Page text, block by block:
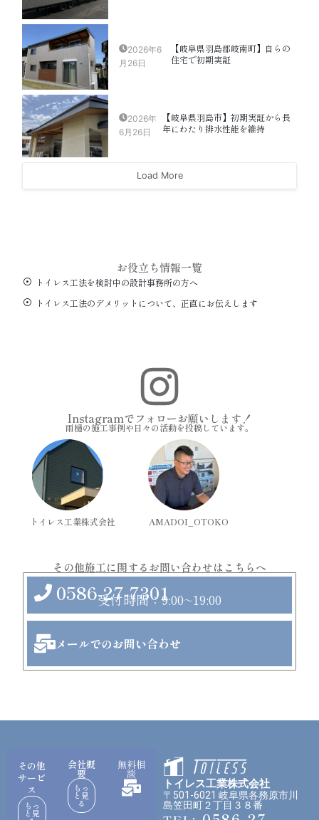
2026年6
月26日
【岐阜県羽島郡岐南町】自らの
住宅で初期実証
2026年
6月26日
【岐阜県羽島市】初期実証から長
年にわたり排水性能を維持
Load More
お役立ち情報一覧
トイレス工法を検討中の設計事務所の方へ
トイレス工法のデメリットについて、正直にお伝えします
I
n
s
t
a
g
r
a
m
Instagramでフォローお願いします！
雨樋の施工事例や日々の活動を投稿しています。
トイレス工業株式会社 AMADOI_OTOKO
その他施工に関するお問い合わせはこちらへ
0586-27-7301
受付時間：9:00~19:00
メールでのお問い合わせ
その他
サービ
ス
もっ
と見
会社概
要
もっ
と見
る
無料相
談
トイレス工業株式会社
〒501-6021 岐阜県各務原市川
島笠田町２丁目３８番